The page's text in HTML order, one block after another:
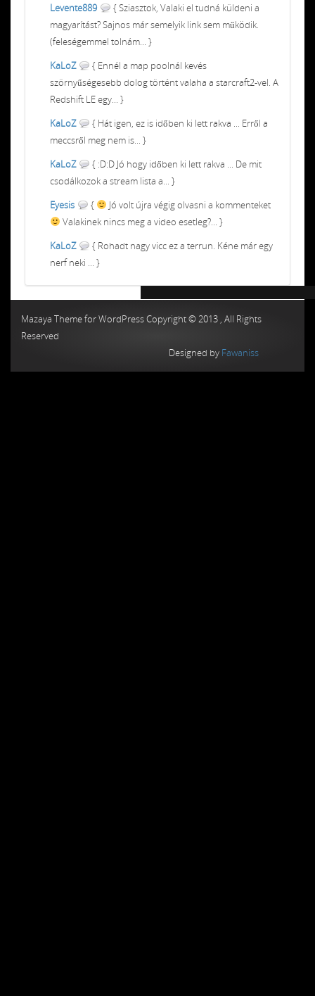
Levente889
{ Sziasztok, Valaki el tudná küldeni a
magyarítást? Sajnos már semelyik link sem működik.
(feleségemmel tolnám... }
KaLoZ
{ Ennél a map poolnál kevés
szörnyűségesebb dolog történt valaha a starcraft2-vel. A
Redshift LE egy... }
KaLoZ
{ Hát igen, ez is időben ki lett rakva ... Erről a
meccsről meg nem is... }
KaLoZ
{ :D:D Jó hogy időben ki lett rakva ... De mit
csodálkozok a stream lista a... }
Eyesis
{
Jó volt újra végig olvasni a kommenteket
Valakinek nincs meg a video esetleg?... }
KaLoZ
{ Rohadt nagy vicc ez a terrun. Kéne már egy
nerf neki ... }
Mazaya Theme for WordPress Copyright © 2013 , All Rights
Reserved
Designed by Fawaniss